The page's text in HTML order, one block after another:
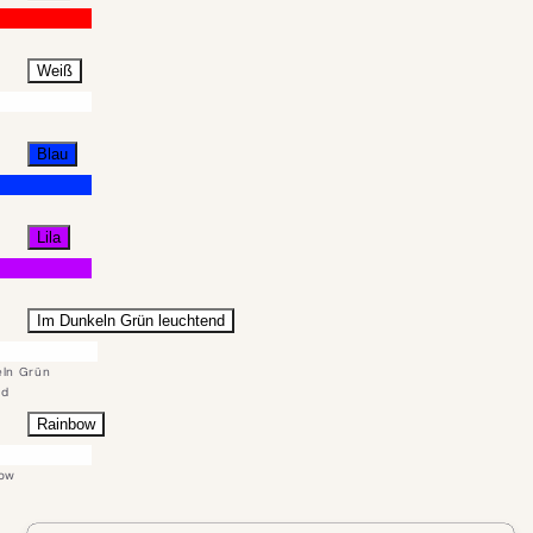
Weiß
Blau
Lila
Im Dunkeln Grün leuchtend
Grün
Rainbow